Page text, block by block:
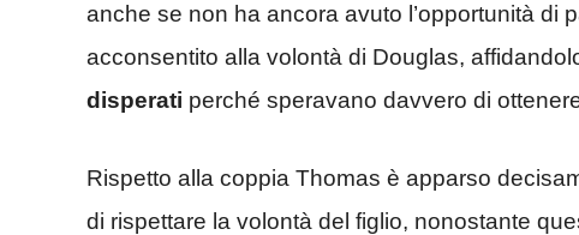
anche se non ha ancora avuto l’opportunità di
acconsentito alla volontà di Douglas,
disperati perché speravano davvero di
Rispetto alla coppia Thomas è apparso
di rispettare la volontà del figlio, nonostante